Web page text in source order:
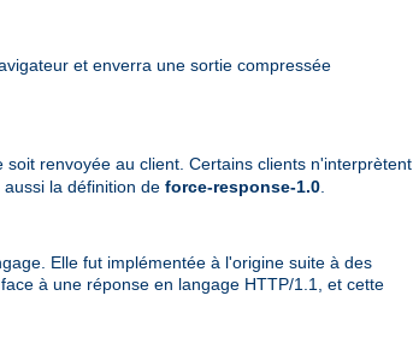
et enverra une sortie compressée
renvoyée au client. Certains clients n'interprètent
la définition de force-response-1.0.
Elle fut implémentée à l'origine suite à des
à une réponse en langage HTTP/1.1, et cette